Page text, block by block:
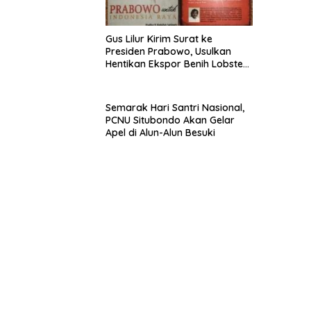
Gus Lilur Kirim Surat ke
Presiden Prabowo, Usulkan
Hentikan Ekspor Benih Lobster
Semarak Hari Santri Nasional,
PCNU Situbondo Akan Gelar
Apel di Alun-Alun Besuki